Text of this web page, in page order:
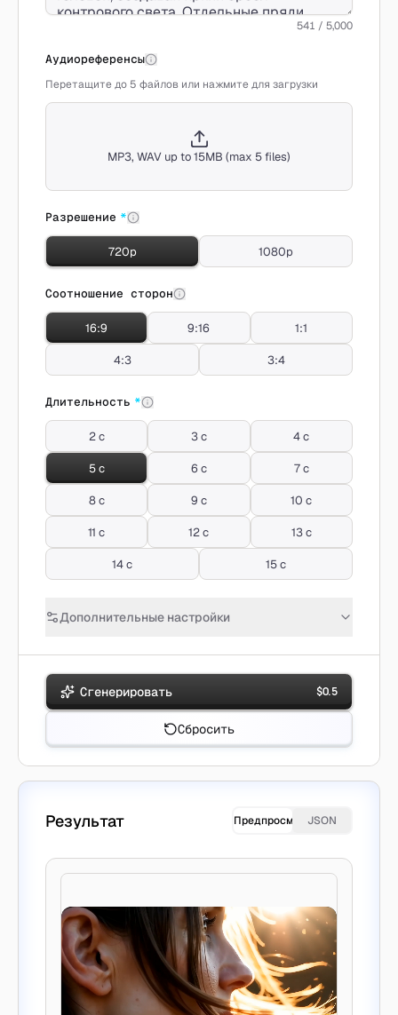
541 / 5,000
Аудиореференсы
Перетащите до 5 файлов или нажмите для загрузки
MP3, WAV up to 15MB (max 5 files)
Разрешение *
720p 1080p
Соотношение сторон
16:9 9:16 1:1
4:3 3:4
Длительность *
2 с 3 с 4 с
5 с 6 с 7 с
8 с 9 с 10 с
11 с 12 с 13 с
14 с 15 с
Дополнительные настройки
Сгенерировать $0.5
Сбросить
Результат ПредпросмотрJSON